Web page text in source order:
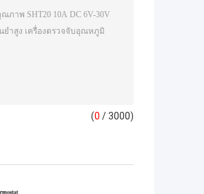
(0 / 3000)